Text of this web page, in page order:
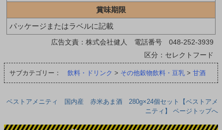
賞味期限
パッケージまたはラベルに記載
広告文責：株式会社健人 電話番号 048-252-3939
区分：セレクトフード
サブカテゴリー： 飲料・ドリンク > その他穀物飲料・豆乳 > 甘酒
ベストアメニティ 国内産 赤米あま酒 280g×24個セット【ベストアメ
ニティ】 ページトップへ